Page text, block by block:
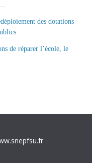
des dotations
de réparer l’école, le